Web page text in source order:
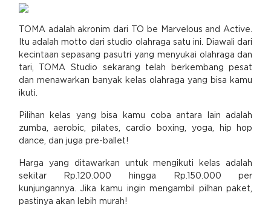
TOMA adalah akronim dari TO be Marvelous and Active.
Itu adalah motto dari studio olahraga satu ini. Diawali dari
kecintaan sepasang pasutri yang menyukai olahraga dan
tari, TOMA Studio sekarang telah berkembang pesat
dan menawarkan banyak kelas olahraga yang bisa kamu
ikuti.
Pilihan kelas yang bisa kamu coba antara lain adalah
zumba, aerobic, pilates, cardio boxing, yoga, hip hop
dance, dan juga pre-ballet!
Harga yang ditawarkan untuk mengikuti kelas adalah
sekitar Rp.120.000 hingga Rp.150.000 per
kunjungannya. Jika kamu ingin mengambil pilhan paket,
pastinya akan lebih murah!